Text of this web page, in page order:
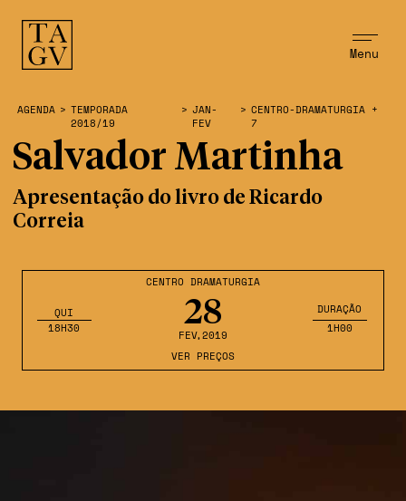
Menu
CENTRO DRAMATURGIA
28
FEV,2019
QUI
18H30
DURAÇÃO
1H00
VER PREÇOS
AGENDA > TEMPORADA
2018/19
> JAN-
FEV
> CENTRO-DRAMATURGIA +
7
Salvador Martinha
Apresentação do livro de Ricardo
Correia